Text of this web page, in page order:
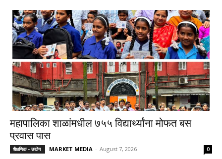
महापालिका शाळांमधील ७५५ विद्यार्थ्यांना मोफत बस
प्रवास पास
शैक्षणिक - उद्योग MARKET MEDIA - August 7, 2026 0